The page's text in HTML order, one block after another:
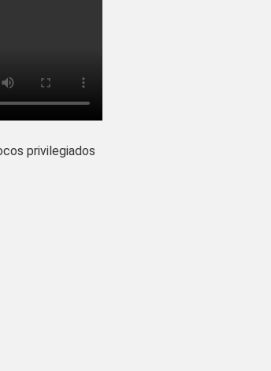
privilegiados